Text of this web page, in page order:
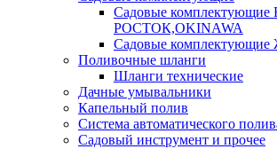
Садовые комплектующие
РОСТОК,OKINAWA
Садовые
Поливочные шланги
Шланги технические
Дачные умывальники
Капельный полив
Система автоматического
Садовый инструмент и прочее